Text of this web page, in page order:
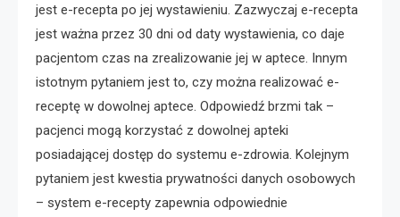
jest e-recepta po jej wystawieniu. Zazwyczaj e-recepta
jest ważna przez 30 dni od daty wystawienia, co daje
pacjentom czas na zrealizowanie jej w aptece. Innym
istotnym pytaniem jest to, czy można realizować e-
receptę w dowolnej aptece. Odpowiedź brzmi tak –
pacjenci mogą korzystać z dowolnej apteki
posiadającej dostęp do systemu e-zdrowia. Kolejnym
pytaniem jest kwestia prywatności danych osobowych
– system e-recepty zapewnia odpowiednie